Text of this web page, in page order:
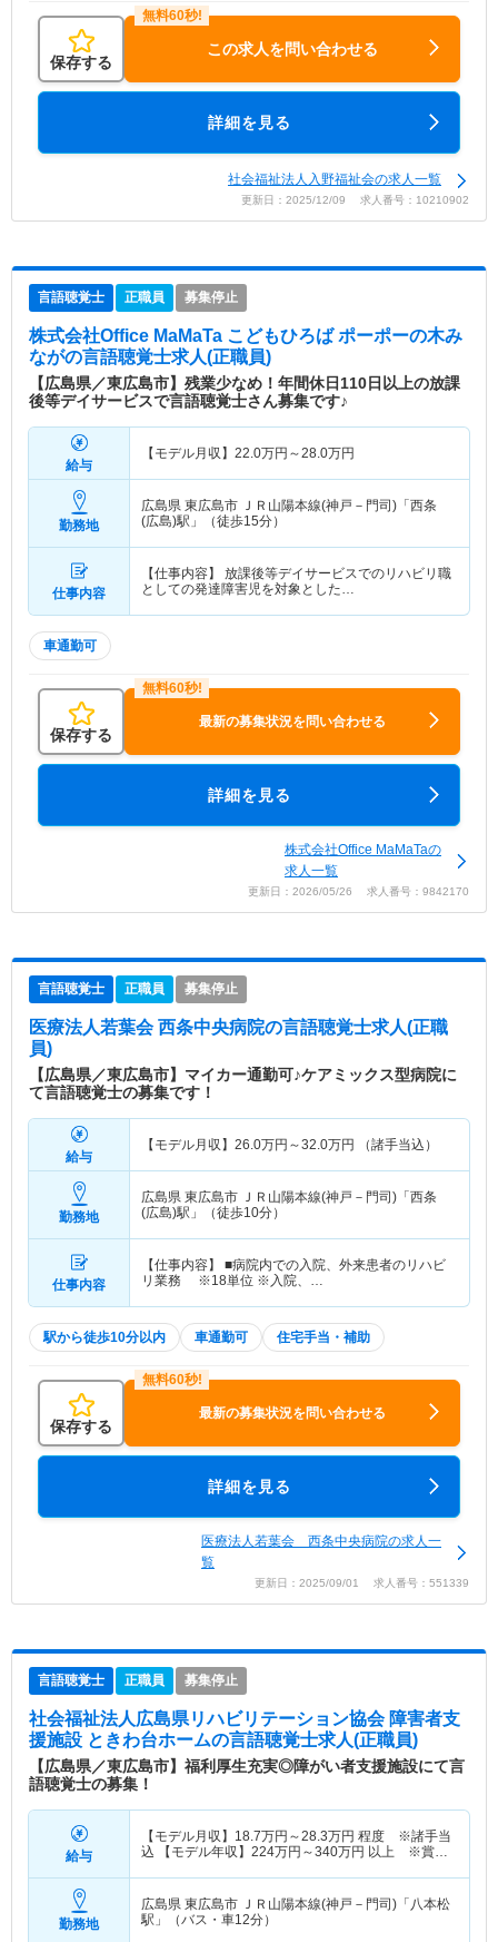
保存する
この求人を問い合わせる
詳細を見る
社会福祉法人入野福祉会の求人一覧
更新日：2025/12/09 求人番号：10210902
言語聴覚士 正職員 募集停止
株式会社Office MaMaTa こどもひろば ポーポーの木み
ながの言語聴覚士求人(正職員)
【広島県／東広島市】残業少なめ！年間休日110日以上の放課
後等デイサービスで言語聴覚士さん募集です♪
給与
【モデル月収】 22.0万円～28.0万円
勤務地
広島県 東広島市 ＪＲ山陽本線(神戸－門司)「西条
(広島)駅」（徒歩15分）
仕事内容
【仕事内容】 放課後等デイサービスでのリハビリ職
としての発達障害児を対象とした…
車通勤可
保存する
最新の募集状況を問い合わせる
詳細を見る
株式会社Office MaMaTaの
求人一覧
更新日：2026/05/26 求人番号：9842170
言語聴覚士 正職員 募集停止
医療法人若葉会 西条中央病院の言語聴覚士求人(正職
員)
【広島県／東広島市】マイカー通勤可♪ケアミックス型病院に
て言語聴覚士の募集です！
給与
【モデル月収】 26.0万円～32.0万円 （諸手当込）
勤務地
広島県 東広島市 ＪＲ山陽本線(神戸－門司)「西条
(広島)駅」（徒歩10分）
仕事内容
【仕事内容】 ■病院内での入院、外来患者のリハビ
リ業務 ※18単位 ※入院、…
駅から徒歩10分以内 車通勤可 住宅手当・補助
保存する
最新の募集状況を問い合わせる
詳細を見る
医療法人若葉会 西条中央病院の求人一
覧
更新日：2025/09/01 求人番号：551339
言語聴覚士 正職員 募集停止
社会福祉法人広島県リハビリテーション協会 障害者支
援施設 ときわ台ホームの言語聴覚士求人(正職員)
【広島県／東広島市】福利厚生充実◎障がい者支援施設にて言
語聴覚士の募集！
給与
【モデル月収】 18.7万円～28.3万円 程度 ※諸手当
込 【モデル年収】 224万円～340万円 以上 ※賞与
勤務地
広島県 東広島市 ＪＲ山陽本線(神戸－門司)「八本松
駅」（バス・車12分）